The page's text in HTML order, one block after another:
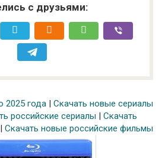
с друзьями:
2025 года| Скачать новые сериалы
российские сериалы
Скачать
Скачать новые российские фильмы